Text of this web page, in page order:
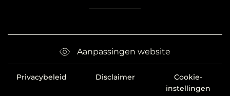
Aanpassingen website
Privacybeleid Disclaimer
Cookie-
instellingen